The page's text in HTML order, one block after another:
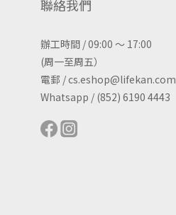
聯絡我們
辦工時間 / 09:00 ～ 17:00
(周一至周五）
電郵 / cs.eshop@lifekan.com
Whatsapp / (852) 6190 4443